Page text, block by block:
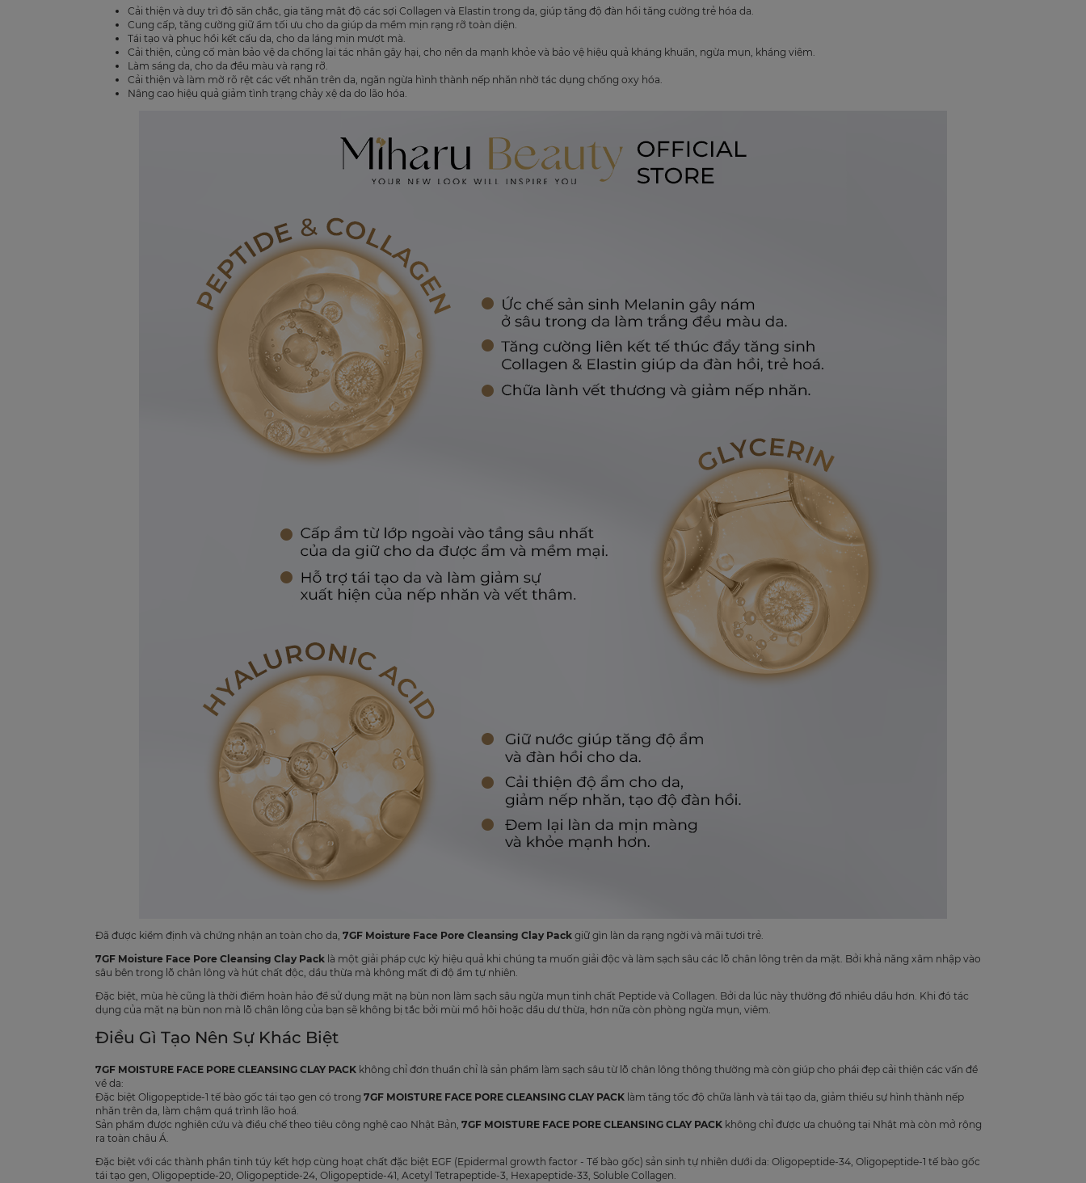
Cải thiện và duy trì độ săn chắc, gia tăng mật độ các sợi Collagen và Elastin trong da, giúp tăng độ đàn hồi tăng cường trẻ hóa da.
Cung cấp, tăng cường giữ ẩm tối ưu cho da giúp da mềm mịn rạng rỡ toàn diện.
Tái tạo và phục hồi kết cấu da, cho da láng mịn mượt mà.
Cải thiện, củng cố màn bảo vệ da chống lại tác nhân gây hại, cho nền da mạnh khỏe và bảo vệ hiệu quả kháng khuẩn, ngừa mụn, kháng viêm.
Làm sáng da, cho da đều màu và rạng rỡ.
Cải thiện và làm mờ rõ rệt các vết nhăn trên da, ngăn ngừa hình thành nếp nhăn nhờ tác dụng chống oxy hóa.
Nâng cao hiệu quả giảm tình trạng chảy xệ da do lão hóa.
Đã được kiểm định và chứng nhận an toàn cho da, 7GF Moisture Face Pore Cleansing Clay Packgiữ gìn làn da rạng ngời và mãi tươi trẻ.
7GF Moisture Face Pore Cleansing Clay Packlà một giải pháp cực kỳ hiệu quả khi chúng ta muốn giải độc và làm sạch sâu các lỗ chân lông trên da mặt. Bởi khả năng xâm nhập vào
sâu bên trong lỗ chân lông và hút chất độc, dầu thừa mà không mất đi độ ẩm tự nhiên.
Đặc biệt, mùa hè cũng là thời điểm hoàn hảo để sử dụng mặt nạ bùn non làm sạch sâu ngừa mụn tinh chất Peptide và Collagen. Bởi da lúc này thường đổ nhiều dầu hơn. Khi đó tác
dụng của mặt nạ bùn non mà lỗ chân lông của bạn sẽ không bị tắc bởi mùi mồ hôi hoặc dầu dư thừa, hơn nữa còn phòng ngừa mụn, viêm.
Điều Gì Tạo Nên Sự Khác Biệt
7GF MOISTURE FACE PORE CLEANSING CLAY PACKkhông chỉ đơn thuần chỉ là sản phẩm làm sạch sâu từ lỗ chân lông thông thường mà còn giúp cho phái đẹp cải thiện các vấn đề
về da:
Đặc biệt Oligopeptide-1 tế bào gốc tái tạo gen có trong 7GF MOISTURE FACE PORE CLEANSING CLAY PACKlàm tăng tốc độ chữa lành và tái tạo da, giảm thiểu sự hình thành nếp
nhăn trên da, làm chậm quá trình lão hoá.
Sản phẩm được nghiên cứu và điều chế theo tiêu công nghệ cao Nhật Bản, 7GF MOISTURE FACE PORE CLEANSING CLAY PACKkhông chỉ được ưa chuộng tại Nhật mà còn mở rộng
ra toàn châu Á.
Đặc biệt với các thành phần tinh túy kết hợp cùng hoạt chất đặc biệt EGF (Epidermal growth factor - Tế bào gốc) sản sinh tự nhiên dưới da: Oligopeptide-34, Oligopeptide-1 tế bào gốc
tái tạo gen, Oligopeptide-20, Oligopeptide-24, Oligopeptide-41, Acetyl Tetrapeptide-3, Hexapeptide-33, Soluble Collagen.